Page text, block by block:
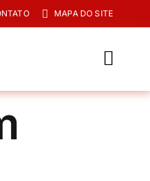
MAPA DO SITE